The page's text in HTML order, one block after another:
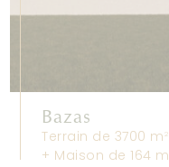
Bazas
Terrain de 3700 m2
+ Maison de 164 m